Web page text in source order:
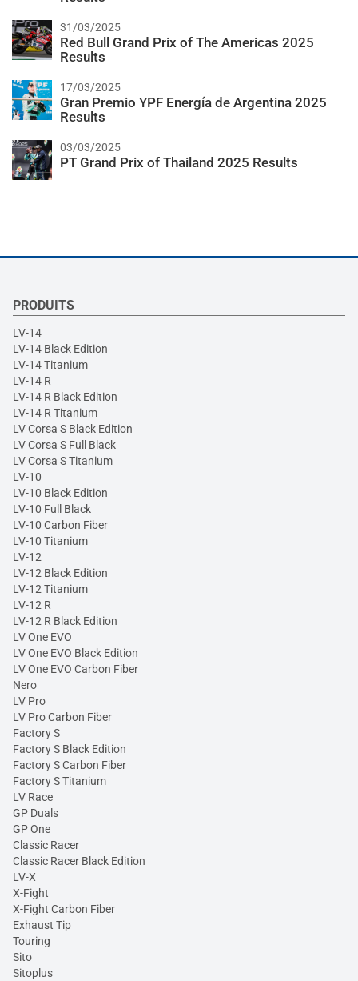
31/03/2025
Red Bull Grand Prix of The Americas 2025
Results
17/03/2025
Gran Premio YPF Energía de Argentina 2025
Results
03/03/2025
PT Grand Prix of Thailand 2025 Results
PRODUITS
LV-14
LV-14 Black Edition
LV-14 Titanium
LV-14 R
LV-14 R Black Edition
LV-14 R Titanium
LV Corsa S Black Edition
LV Corsa S Full Black
LV Corsa S Titanium
LV-10
LV-10 Black Edition
LV-10 Full Black
LV-10 Carbon Fiber
LV-10 Titanium
LV-12
LV-12 Black Edition
LV-12 Titanium
LV-12 R
LV-12 R Black Edition
LV One EVO
LV One EVO Black Edition
LV One EVO Carbon Fiber
Nero
LV Pro
LV Pro Carbon Fiber
Factory S
Factory S Black Edition
Factory S Carbon Fiber
Factory S Titanium
LV Race
GP Duals
GP One
Classic Racer
Classic Racer Black Edition
LV-X
X-Fight
X-Fight Carbon Fiber
Exhaust Tip
Touring
Sito
Sitoplus